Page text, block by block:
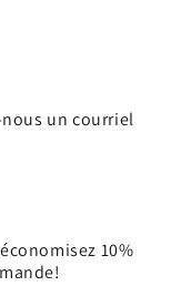
nous un courriel
10%